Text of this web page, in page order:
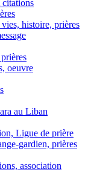
citations
histoire, prières
oeuvre
au Liban
Ligue de prière
gardien, prières
association